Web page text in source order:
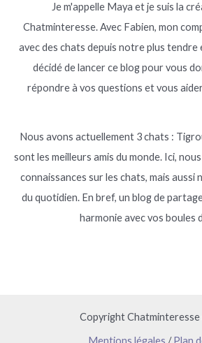
Je m'appelle Maya et je suis la
Chatminteresse. Avec Fabien, mon
avec des chats depuis notre plus tendre
décidé de lancer ce blog pour vous
répondre à vos questions et vous
Nous avons actuellement 3 chats :
sont les meilleurs amis du monde. Ici,
connaissances sur les chats, mais aussi
du quotidien. En bref, un blog de
harmonie avec vos boules
Copyright Chatminteresse
Mentions légales /Plan